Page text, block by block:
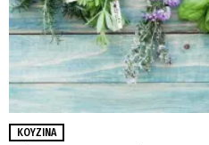
ΚΟΥΖΊΝΑ